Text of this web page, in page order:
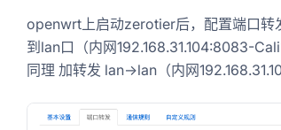
openwrt上启动zerotier后，配置端口转
到lan口（内网192.168.31.104:8083-
同理 加转发 lan->lan（内网